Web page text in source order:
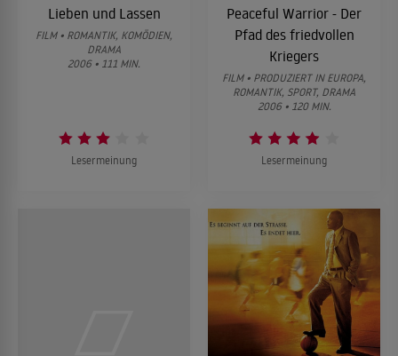
Lieben und Lassen
FILM • ROMANTIK, KOMÖDIEN,
DRAMA
2006 • 111 MIN.
Lesermeinung
Peaceful Warrior - Der
Pfad des friedvollen
Kriegers
FILM • PRODUZIERT IN EUROPA,
ROMANTIK, SPORT, DRAMA
2006 • 120 MIN.
Lesermeinung